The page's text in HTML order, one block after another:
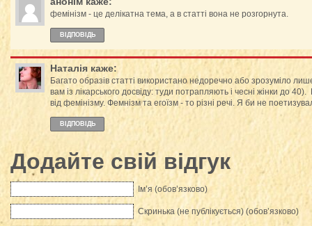
фемінізм - це делікатна тема, а в статті вона не розгорнута.
ВІДПОВІДЬ
Наталія каже:
Багато образів статті використано недоречно або зрозуміло
вам із лікарського досвіду: туди потрапляють і чесні жінки до
від фемінізму. Фемнізм та егоїзм - то різні речі. Я би не
ВІДПОВІДЬ
Додайте свій відгук
Ім’я (обов’язково)
Скринька (не публікується) (обов’язково)